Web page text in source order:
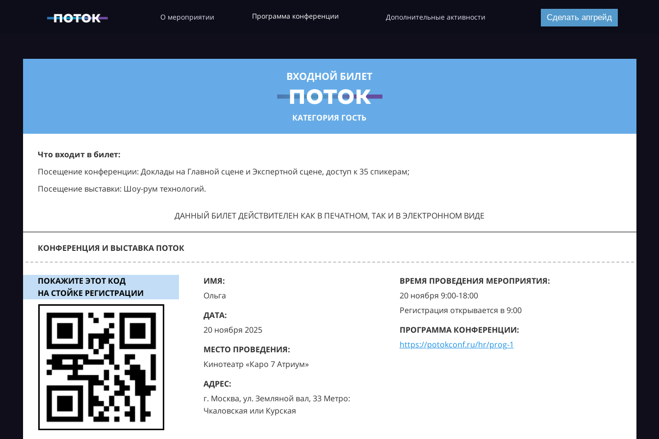
О мероприятии Программа конференции Дополнительные активности Сделать апгрейд
ВХОДНОЙ БИЛЕТ
КАТЕГОРИЯ ГОСТЬ
Что входит в билет:
Посещение конференции: Доклады на Главной сцене и Экспертной сцене, доступ к 35 спикерам;
Посещение выставки: Шоу-рум технологий.
ДАННЫЙ БИЛЕТ ДЕЙСТВИТЕЛЕН КАК В ПЕЧАТНОМ, ТАК И В ЭЛЕКТРОННОМ ВИДЕ
КОНФЕРЕНЦИЯ И ВЫСТАВКА ПОТОК
ПОКАЖИТЕ ЭТОТ КОД
НА СТОЙКЕ РЕГИСТРАЦИИ
ИМЯ:
Ольга
ДАТА:
20 ноября 2025
МЕСТО ПРОВЕДЕНИЯ:
Кинотеатр «Каро 7 Атриум»
АДРЕС:
г. Москва, ул. Земляной вал, 33 Метро:
Чкаловская или Курская
ВРЕМЯ ПРОВЕДЕНИЯ МЕРОПРИЯТИЯ:
20 ноября 9:00-18:00
Регистрация открывается в 9:00
ПРОГРАММА КОНФЕРЕНЦИИ:
https://potokconf.ru/hr/prog-1